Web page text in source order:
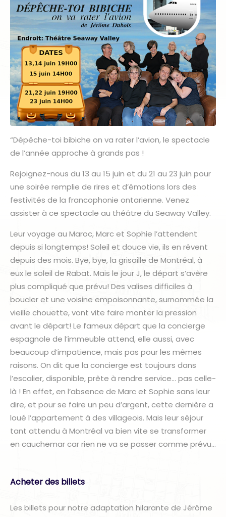
“Dépêche-toi bibiche on va rater l’avion, le spectacle
de l’année approche à grands pas !
Rejoignez-nous du 13 au 15 juin et du 21 au 23 juin pour
une soirée remplie de rires et d’émotions lors des
festivités de la francophonie ontarienne. Venez
assister à ce spectacle au théâtre du Seaway Valley.
Leur voyage au Maroc, Marc et Sophie l’attendent
depuis si longtemps! Soleil et douce vie, ils en rêvent
depuis des mois. Bye, bye, la grisaille de Montréal, à
eux le soleil de Rabat. Mais le jour J, le départ s’avère
plus compliqué que prévu! Des valises difficiles à
boucler et une voisine empoisonnante, surnommée la
vieille chouette, vont vite faire monter la pression
avant le départ! Le fameux départ que la concierge
espagnole de l’immeuble attend, elle aussi, avec
beaucoup d’impatience, mais pas pour les mêmes
raisons. On dit que la concierge est toujours dans
l’escalier, disponible, prête à rendre service… pas celle-
là ! En effet, en l’absence de Marc et Sophie sans leur
dire, et pour se faire un peu d’argent, cette dernière a
loué l’appartement à des villageois. Mais leur séjour
tant attendu à Montréal va bien vite se transformer
en cauchemar car rien ne va se passer comme prévu…
Acheter des billets
Les billets pour notre adaptation hilarante de Jérôme